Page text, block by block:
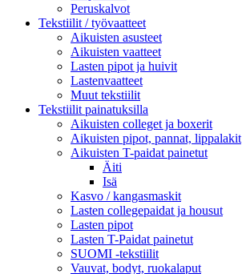
Peruskalvot
Tekstiilit / työvaatteet
Aikuisten asusteet
Aikuisten vaatteet
Lasten pipot ja huivit
Lastenvaatteet
Muut tekstiilit
Tekstiilit painatuksilla
Aikuisten colleget ja boxerit
Aikuisten pipot, pannat, lippalakit
Aikuisten T-paidat painetut
Äiti
Isä
Kasvo / kangasmaskit
Lasten collegepaidat ja housut
Lasten pipot
Lasten T-Paidat painetut
SUOMI -tekstiilit
Vauvat, bodyt, ruokalaput